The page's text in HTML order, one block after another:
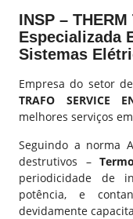
INSP –
Especializada
Sistemas
Empresa do setor
TRAFO SERVICE
melhores serviços em
Seguindo a norma
destrutivos –
periodicidade de
potência, e
devidamente